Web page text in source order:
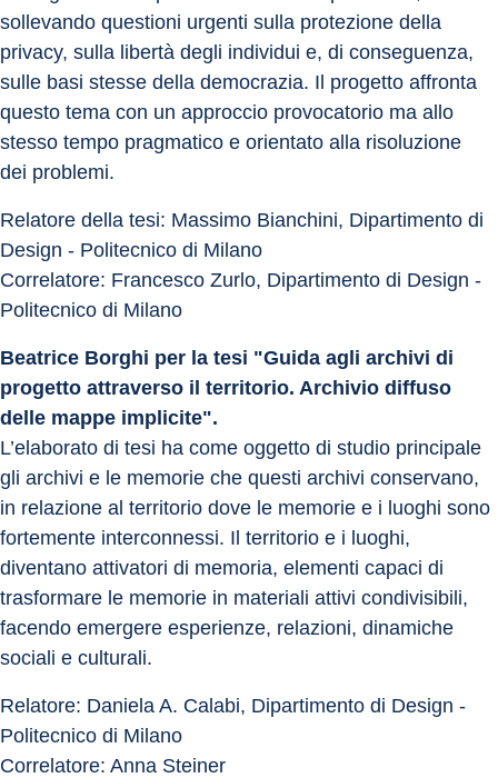
sollevando questioni urgenti sulla protezione della
privacy, sulla libertà degli individui e, di conseguenza,
sulle basi stesse della democrazia. Il progetto affronta
questo tema con un approccio provocatorio ma allo
stesso tempo pragmatico e orientato alla risoluzione
dei problemi.
Relatore della tesi: Massimo Bianchini, Dipartimento di
Design - Politecnico di Milano
Correlatore: Francesco Zurlo, Dipartimento di Design -
Politecnico di Milano
Beatrice Borghi per la tesi "Guida agli archivi di
progetto attraverso il territorio. Archivio diffuso
delle mappe implicite".
L’elaborato di tesi ha come oggetto di studio principale
gli archivi e le memorie che questi archivi conservano,
in relazione al territorio dove le memorie e i luoghi sono
fortemente interconnessi. Il territorio e i luoghi,
diventano attivatori di memoria, elementi capaci di
trasformare le memorie in materiali attivi condivisibili,
facendo emergere esperienze, relazioni, dinamiche
sociali e culturali.
Relatore: Daniela A. Calabi, Dipartimento di Design -
Politecnico di Milano
Correlatore: Anna Steiner